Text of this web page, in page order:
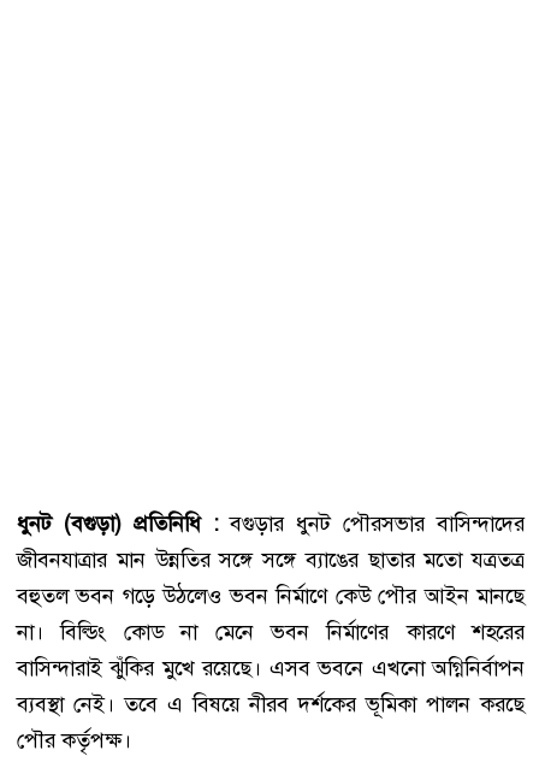
ধুনট (বগুড়া) প্রতিনিধি :বগুড়ার ধুনট পৌরসভার বাসিন্দাদের
জীবনযাত্রার মান উন্নতির সঙ্গে সঙ্গে ব্যাঙের ছাতার মতো যত্রতত্র
বহুতল ভবন গড়ে উঠলেও ভবন নির্মাণে কেউ পৌর আইন মানছে
না। বিল্ডিং কোড না মেনে ভবন নির্মাণের কারণে শহরের
বাসিন্দারাই ঝুঁকির মুখে রয়েছে। এসব ভবনে এখনো অগ্নিনির্বাপন
ব্যবস্থা নেই। তবে এ বিষয়ে নীরব দর্শকের ভূমিকা পালন করছে
পৌর কর্তৃপক্ষ।